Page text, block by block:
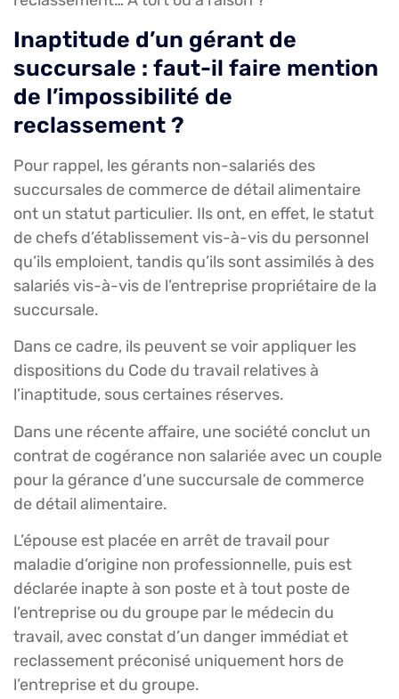
Inaptitude d’un gérant de
succursale : faut-il faire mention
de l’impossibilité de
reclassement ?
Pour rappel, les gérants non-salariés des
succursales de commerce de détail alimentaire
ont un statut particulier. Ils ont, en effet, le statut
de chefs d’établissement vis-à-vis du personnel
qu’ils emploient, tandis qu’ils sont assimilés à des
salariés vis-à-vis de l’entreprise propriétaire de la
succursale.
Dans ce cadre, ils peuvent se voir appliquer les
dispositions du Code du travail relatives à
l’inaptitude, sous certaines réserves.
Dans une récente affaire, une société conclut un
contrat de cogérance non salariée avec un couple
pour la gérance d’une succursale de commerce
de détail alimentaire.
L’épouse est placée en arrêt de travail pour
maladie d’origine non professionnelle, puis est
déclarée inapte à son poste et à tout poste de
l’entreprise ou du groupe par le médecin du
travail, avec constat d’un danger immédiat et
reclassement préconisé uniquement hors de
l’entreprise et du groupe.